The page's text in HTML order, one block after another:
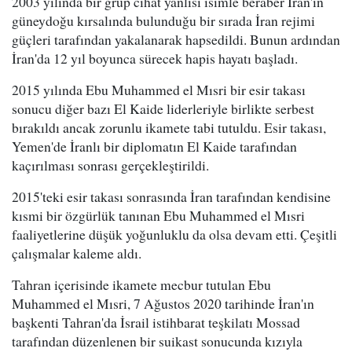
güneydoğu kırsalında bulunduğu bir sırada İran rejimi
güçleri tarafından yakalanarak hapsedildi. Bunun ardından
İran'da 12 yıl boyunca sürecek hapis hayatı başladı.
2015 yılında Ebu Muhammed el Mısri bir esir takası
sonucu diğer bazı El Kaide liderleriyle birlikte serbest
bırakıldı ancak zorunlu ikamete tabi tutuldu. Esir takası,
Yemen'de İranlı bir diplomatın El Kaide tarafından
kaçırılması sonrası gerçekleştirildi.
2015'teki esir takası sonrasında İran tarafından kendisine
kısmi bir özgürlük tanınan Ebu Muhammed el Mısri
faaliyetlerine düşük yoğunluklu da olsa devam etti. Çeşitli
çalışmalar kaleme aldı.
Tahran içerisinde ikamete mecbur tutulan Ebu
Muhammed el Mısri, 7 Ağustos 2020 tarihinde İran'ın
başkenti Tahran'da İsrail istihbarat teşkilatı Mossad
tarafından düzenlenen bir suikast sonucunda kızıyla